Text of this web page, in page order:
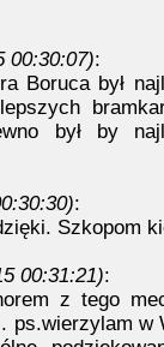
00:30:07):
Boruca był
był by
:
Szkopom
00:31:21):
z tego
ps.wierzylam w